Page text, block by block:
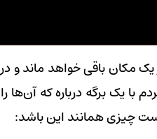
مکان باقی خواهد ماند و در
یک برگه درباره که آن‌ها را
چیزی همانند این باشد: